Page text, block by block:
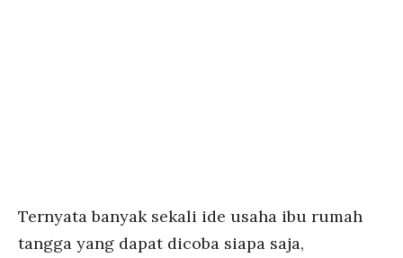
Ternyata banyak sekali ide usaha ibu rumah
tangga yang dapat dicoba siapa saja,